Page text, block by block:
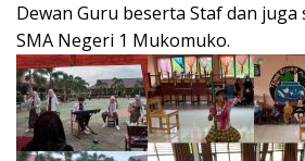
Dewan Guru beserta Staf dan juga
SMA Negeri 1 Mukomuko.